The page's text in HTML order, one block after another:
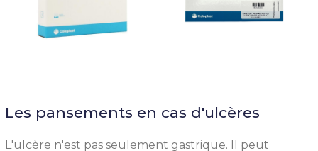
Les pansements en cas d'ulcères
L'ulcère n'est pas seulement gastrique. Il peut